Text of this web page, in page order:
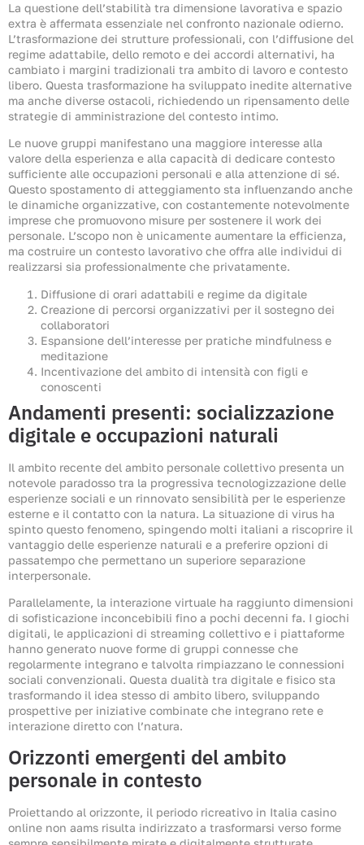
La questione dell’stabilità tra dimensione lavorativa e spazio
extra è affermata essenziale nel confronto nazionale odierno.
L’trasformazione dei strutture professionali, con l’diffusione del
regime adattabile, dello remoto e dei accordi alternativi, ha
cambiato i margini tradizionali tra ambito di lavoro e contesto
libero. Questa trasformazione ha sviluppato inedite alternative
ma anche diverse ostacoli, richiedendo un ripensamento delle
strategie di amministrazione del contesto intimo.
Le nuove gruppi manifestano una maggiore interesse alla
valore della esperienza e alla capacità di dedicare contesto
sufficiente alle occupazioni personali e alla attenzione di sé.
Questo spostamento di atteggiamento sta influenzando anche
le dinamiche organizzative, con costantemente notevolmente
imprese che promuovono misure per sostenere il work dei
personale. L’scopo non è unicamente aumentare la efficienza,
ma costruire un contesto lavorativo che offra alle individui di
realizzarsi sia professionalmente che privatamente.
Diffusione di orari adattabili e regime da digitale
Creazione di percorsi organizzativi per il sostegno dei
collaboratori
Espansione dell’interesse per pratiche mindfulness e
meditazione
Incentivazione del ambito di intensità con figli e
conoscenti
Andamenti presenti: socializzazione
digitale e occupazioni naturali
Il ambito recente del ambito personale collettivo presenta un
notevole paradosso tra la progressiva tecnologizzazione delle
esperienze sociali e un rinnovato sensibilità per le esperienze
esterne e il contatto con la natura. La situazione di virus ha
spinto questo fenomeno, spingendo molti italiani a riscoprire il
vantaggio delle esperienze naturali e a preferire opzioni di
passatempo che permettano un superiore separazione
interpersonale.
Parallelamente, la interazione virtuale ha raggiunto dimensioni
di sofisticazione inconcebibili fino a pochi decenni fa. I giochi
digitali, le applicazioni di streaming collettivo e i piattaforme
hanno generato nuove forme di gruppi connesse che
regolarmente integrano e talvolta rimpiazzano le connessioni
sociali convenzionali. Questa dualità tra digitale e fisico sta
trasformando il idea stesso di ambito libero, sviluppando
prospettive per iniziative combinate che integrano rete e
interazione diretto con l’natura.
Orizzonti emergenti del ambito
personale in contesto
Proiettando al orizzonte, il periodo ricreativo in Italia casino
online non aams risulta indirizzato a trasformarsi verso forme